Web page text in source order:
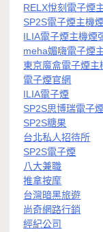
RELX悅刻電子煙
SP2S電子煙主機
ILIA電子煙主機煙
meha媚嗨電子煙
東京魔盒電子煙主
電子煙官網
ILIA電子煙
SP2S思博瑞電子
SP2S糖果
台北私人招待所
SP2S電子煙
八大兼職
推拿按摩
台灣暗黑旅遊
尚奇網路行銷
經紀公司